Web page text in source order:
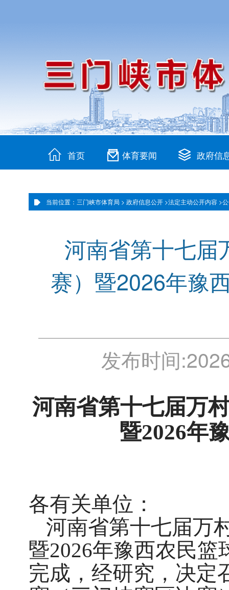
首页 体育要闻 政府信
当前位置：三门峡市体育局 > 政府信息公开 >法定主动公开内容 >
河南省第十七届
赛）暨2026年豫
发布时间:
河南省第十七届万
暨2026年
各有关单位：
河南省第十七届万
暨2026年豫西农民篮
完成，经研究，决定